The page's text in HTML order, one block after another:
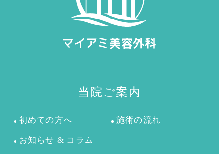
当院ご案内
初めての方へ 施術の流れ
お知らせ & コラム